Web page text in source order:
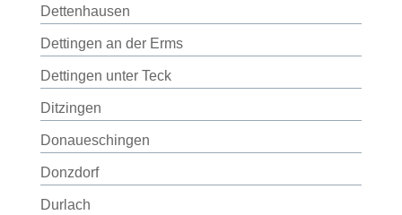
Dettenhausen
Dettingen an der Erms
Dettingen unter Teck
Ditzingen
Donaueschingen
Donzdorf
Durlach